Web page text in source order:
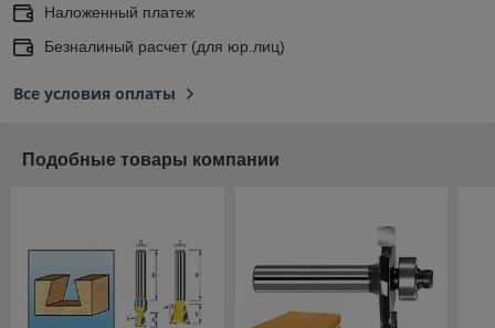
Наложенный платеж
Безналиный расчет (для юр.лиц)
Все условия оплаты
Подобные товары компании